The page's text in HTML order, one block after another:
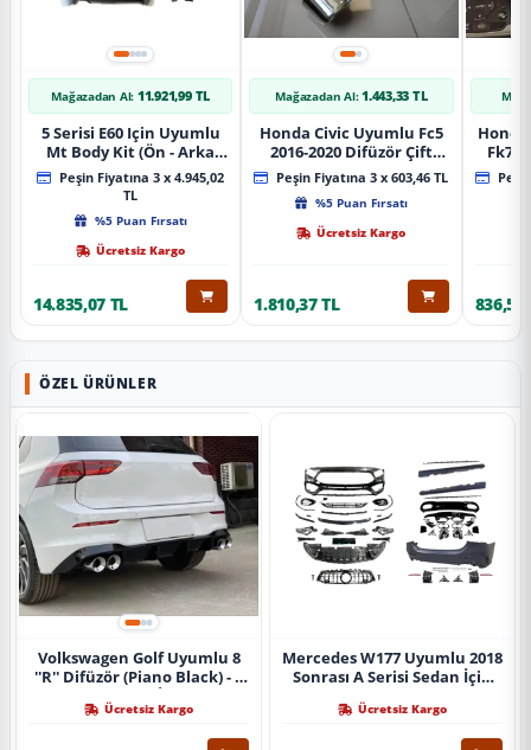
Mağazadan Al: 11.921,99 TL
5 Serisi E60 Için Uyumlu
Mt Body Kit (Ön - Arka
Tampon -Marspiyel )
Peşin Fiyatına 3 x 4.945,02
TL
%5 Puan Fırsatı
Ücretsiz Kargo
14.835,07 TL
Mağazadan Al: 1.443,33 TL
Honda Civic Uyumlu Fc5
2016-2020 Difüzör Çift
Çıkış İçin Egzoz Seti
Peşin Fiyatına 3 x 603,46 TL
%5 Puan Fırsatı
Ücretsiz Kargo
1.810,37 TL
Fk7
836,51
ÖZEL ÜRÜNLER
Volkswagen Golf Uyumlu 8
''R'' Difüzör (Piano Black) - 4
Paket İçin)
Ücretsiz Kargo
Mercedes W177 Uyumlu 2018
Sonrası A Serisi Sedan İçin
Tamponlu Set)
Ücretsiz Kargo